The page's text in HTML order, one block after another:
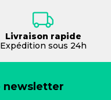
Livraison rapide
Expédition sous 24h
newsletter